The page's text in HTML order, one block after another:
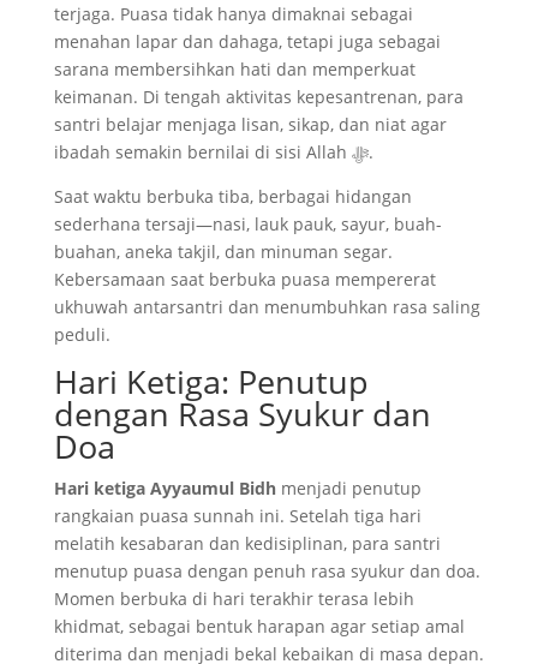
terjaga. Puasa tidak hanya dimaknai sebagai
menahan lapar dan dahaga, tetapi juga sebagai
sarana membersihkan hati dan memperkuat
keimanan. Di tengah aktivitas kepesantrenan, para
santri belajar menjaga lisan, sikap, dan niat agar
ibadah semakin bernilai di sisi Allah ﷻ.
Saat waktu berbuka tiba, berbagai hidangan
sederhana tersaji—nasi, lauk pauk, sayur, buah-
buahan, aneka takjil, dan minuman segar.
Kebersamaan saat berbuka puasa mempererat
ukhuwah antarsantri dan menumbuhkan rasa saling
peduli.
Hari Ketiga: Penutup
dengan Rasa Syukur dan
Doa
Hari ketiga Ayyaumul Bidhmenjadi penutup
rangkaian puasa sunnah ini. Setelah tiga hari
melatih kesabaran dan kedisiplinan, para santri
menutup puasa dengan penuh rasa syukur dan doa.
Momen berbuka di hari terakhir terasa lebih
khidmat, sebagai bentuk harapan agar setiap amal
diterima dan menjadi bekal kebaikan di masa depan.